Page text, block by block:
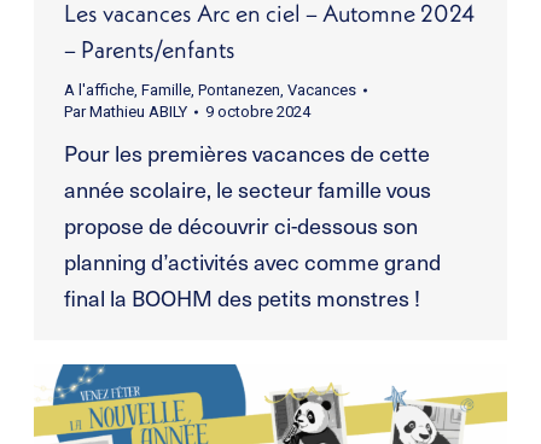
Les vacances Arc en ciel – Automne 2024
– Parents/enfants
A l'affiche, Famille, Pontanezen Vacances
ParMathieu ABILY 9 octobre 2024
Pour les premières vacances de cette
année scolaire, le secteur famille vous
propose de découvrir ci-dessous son
planning d’activités avec comme grand
final la BOOHM des petits monstres !